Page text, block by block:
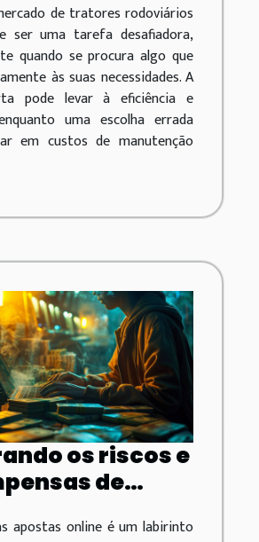
de tratores rodoviários
ser uma tarefa desafiadora,
quando se procura algo que
às suas necessidades. A
pode levar à eficiência e
uma escolha errada
em custos de manutenção
os riscos e
de
não
apostas online é um labirinto